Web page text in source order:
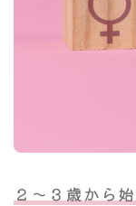
２～３歳から